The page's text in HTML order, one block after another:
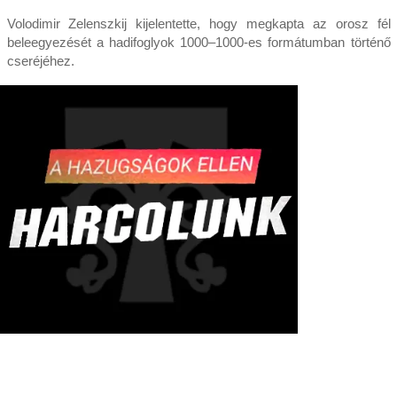
Volodimir Zelenszkij kijelentette, hogy megkapta az orosz fél
beleegyezését a hadifoglyok 1000–1000-es formátumban történő
cseréjéhez.